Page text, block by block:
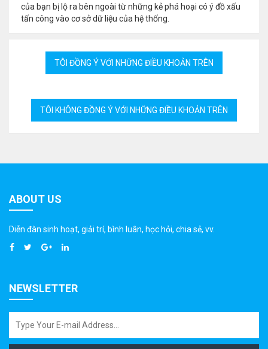
của bạn bị lộ ra bên ngoài từ những kẻ phá hoại có ý đồ xấu
tấn công vào cơ sở dữ liệu của hệ thống.
ABOUT US
Diễn đàn sinh hoạt, giải trí, bình luân, học hỏi, chia sẻ, vv.
NEWSLETTER